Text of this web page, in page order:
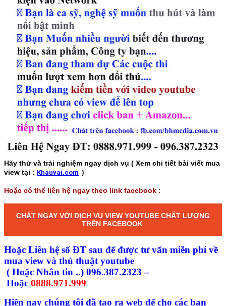
Hãy thử và trải nghiệm ngay dịch vụ ( Xem chi tiết bài viết mua
view tại : Khauvai.com )
Hoặc có thể liên hệ ngay theo link facebook :
CHÁT NGAY VỚI DỊCH VỤ VIEW YOUTUBE CHẤT LƯỢNG
TRÊN FACEBOOK
Hoặc Liên hệ số ĐT sau để được tư vấn miễn phí về
mua view và thủ thuật youtube
( Hoặc Nhắn tin ..) 096.387.2323 –
Hoặc 0888.971.999
Hiện nay chúng tôi đã tạo ra web để cho các bạn